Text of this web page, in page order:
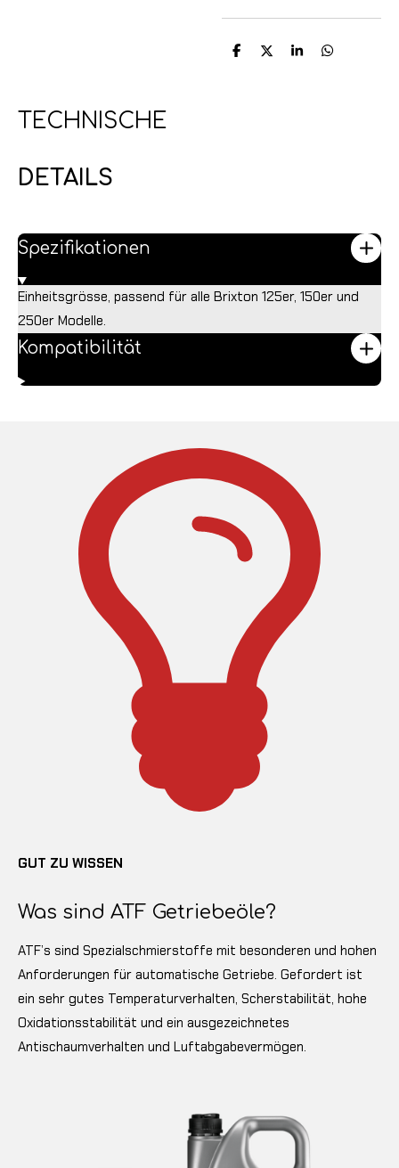
T
T
T
T
TECHNISCHE
DETAILS
Spezifikationen
Einheitsgrösse, passend für alle Brixton 125er, 150er und
250er Modelle.
Kompatibilität
GUT ZU WISSEN
Was sind ATF Getriebeöle?
ATF’s sind Spezialschmierstoffe mit besonderen und hohen
Anforderungen für automatische Getriebe. Gefordert ist
ein sehr gutes Temperaturverhalten, Scherstabilität, hohe
Oxidationsstabilität und ein ausgezeichnetes
Antischaumverhalten und Luftabgabevermögen.